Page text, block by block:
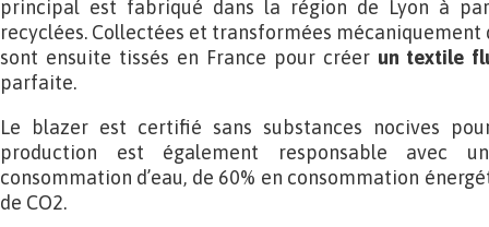
principal est fabriqué dans la région de Lyon à
recyclées. Collectées et transformées mécaniquement
sont ensuite tissés en France pour créer un textile
parfaite.
Le blazer est certifié sans substances nocives
production est également responsable avec
consommation d’eau, de 60% en consommation
de CO2.